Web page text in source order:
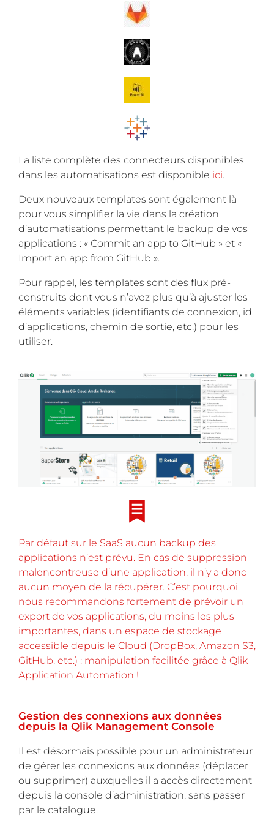
La liste complète des connecteurs disponibles
dans les automatisations est disponible ici.
Deux nouveaux templates sont également là
pour vous simplifier la vie dans la création
d’automatisations permettant le backup de vos
applications : « Commit an app to GitHub » et «
Import an app from GitHub ».
Pour rappel, les templates sont des flux pré-
construits dont vous n’avez plus qu’à ajuster les
éléments variables (identifiants de connexion, id
d’applications, chemin de sortie, etc.) pour les
utiliser.
Par défaut sur le SaaS aucun backup des
applications n’est prévu. En cas de suppression
malencontreuse d’une application, il n’y a donc
aucun moyen de la récupérer. C’est pourquoi
nous recommandons fortement de prévoir un
export de vos applications, du moins les plus
importantes, dans un espace de stockage
accessible depuis le Cloud (DropBox, Amazon S3,
GitHub, etc.) : manipulation facilitée grâce à Qlik
Application Automation !
Gestion des connexions aux données
depuis la Qlik Management Console
Il est désormais possible pour un administrateur
de gérer les connexions aux données (déplacer
ou supprimer) auxquelles il a accès directement
depuis la console d’administration, sans passer
par le catalogue.